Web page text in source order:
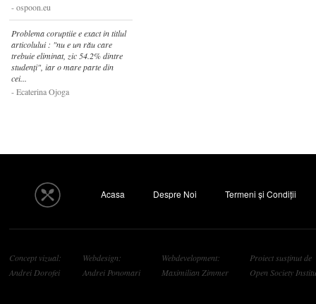
ospoon.eu
Problema coruptiie e exact in titlul
articolului : "nu e un rău care
trebuie eliminat, zic 54.2% dintre
studenți", iar o mare parte din
cei...
Ecaterina Ojoga
Acasa Despre Noi Termeni și Condiții
Concept vizual:
Andrei Dorofei
Webdesign:
Andrei Ponomari
Webdevelopment:
Maximilian Zimmer
Proiect susținut de
Open Society